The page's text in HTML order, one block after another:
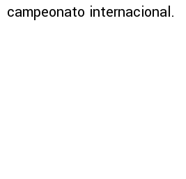
campeonato internacional.